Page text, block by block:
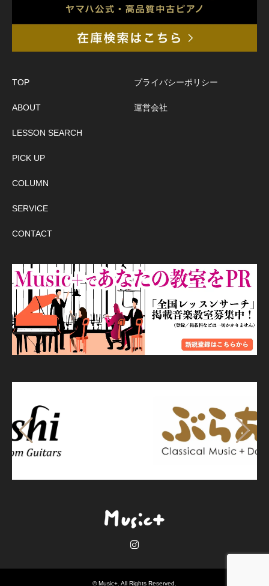
TOP
ABOUT
LESSON SEARCH
PICK UP
COLUMN
SERVICE
CONTACT
プライバシーポリシー
運営会社
©Music+ . All Rights Reserved.